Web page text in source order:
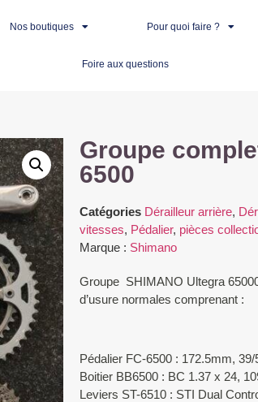
Nos boutiques Pour quoi faire ?
Foire aux questions
Groupe
6500
Catégories Dérailleur arrière,
vitesses, Pédalier, pièces
Marque : Shimano
Groupe SHIMANO Ultegra
d’usure normales comprenant :
Pédalier FC-6500 : 172.5mm, 39/
Boitier BB6500 : BC 1.37 x 24,
Leviers ST-6510 : STI Dual